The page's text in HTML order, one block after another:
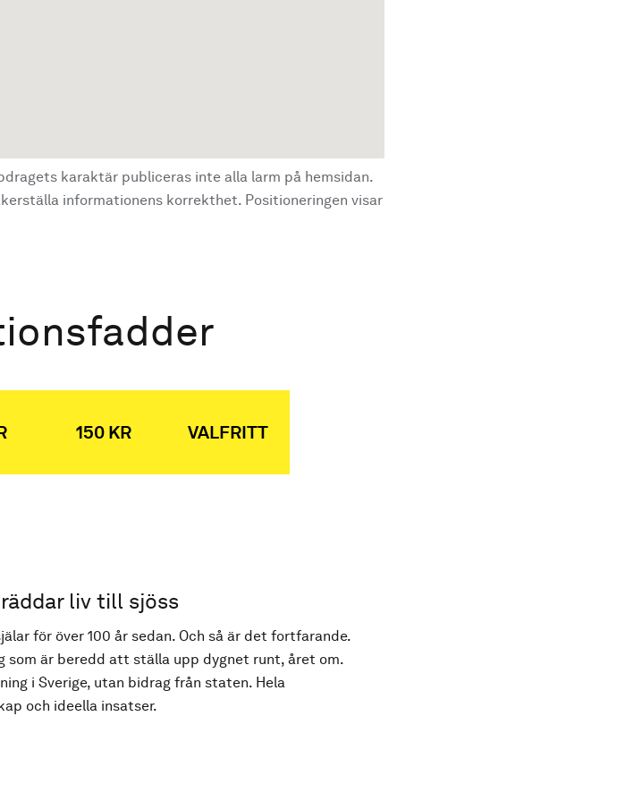
karaktär publiceras inte alla larm på hemsidan.
informationens korrekthet. Positioneringen visar
150 KR VALFRITT
liv till sjöss
för över 100 år sedan. Och så är det fortfarande.
är beredd att ställa upp dygnet runt, året om.
i Sverige, utan bidrag från staten. Hela
och ideella insatser.